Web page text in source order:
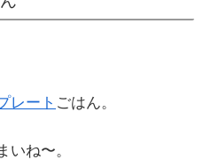
レート ごはん。
いね〜。